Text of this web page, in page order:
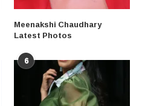
Meenakshi Chaudhary
Latest Photos
6